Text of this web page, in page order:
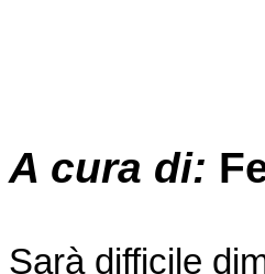
A cura di:
Sarà difficile